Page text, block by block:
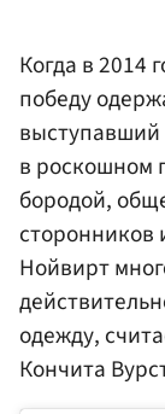
Когда в 2014
победу
в роскошном
бородой,
сторонников
Нойвирт
одежду,
Кончита